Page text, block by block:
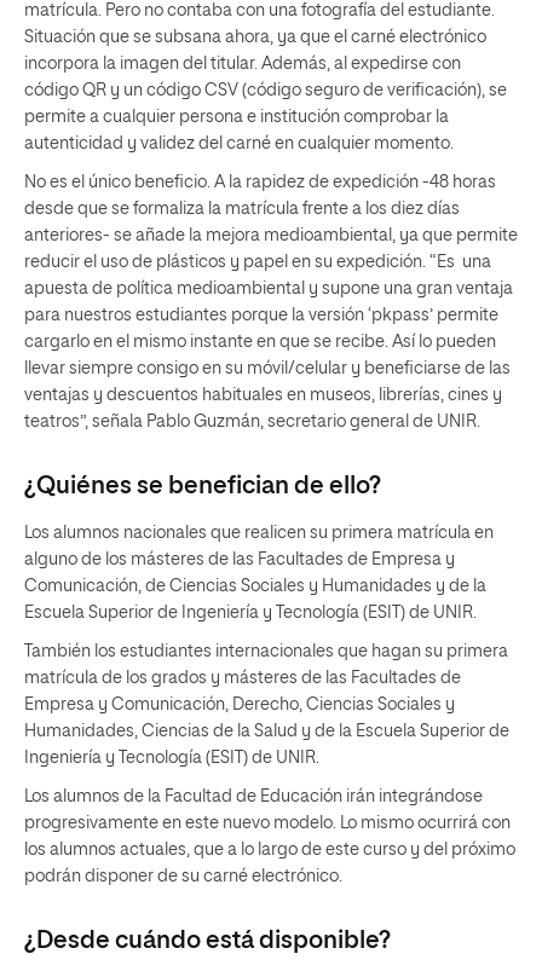
matrícula. Pero no contaba con una fotografía del estudiante.
Situación que se subsana ahora, ya que el carné electrónico
incorpora la imagen del titular. Además, al expedirse con
código QR y un código CSV (código seguro de verificación), se
permite a cualquier persona e institución comprobar la
autenticidad y validez del carné en cualquier momento.
No es el único beneficio. A la rapidez de expedición -48 horas
desde que se formaliza la matrícula frente a los diez días
anteriores- se añade la mejora medioambiental, ya que permite
reducir el uso de plásticos y papel en su expedición. “Es una
apuesta de política medioambiental y supone una gran ventaja
para nuestros estudiantes porque la versión ‘pkpass’ permite
cargarlo en el mismo instante en que se recibe. Así lo pueden
llevar siempre consigo en su móvil/celular y beneficiarse de las
ventajas y descuentos habituales en museos, librerías, cines y
teatros”, señala Pablo Guzmán, secretario general de UNIR.
¿Quiénes se benefician de ello?
Los alumnos nacionales que realicen su primera matrícula en
alguno de los másteres de las Facultades de Empresa y
Comunicación, de Ciencias Sociales y Humanidades y de la
Escuela Superior de Ingeniería y Tecnología (ESIT) de UNIR.
También los estudiantes internacionales que hagan su primera
matrícula de los grados y másteres de las Facultades de
Empresa y Comunicación, Derecho, Ciencias Sociales y
Humanidades, Ciencias de la Salud y de la Escuela Superior de
Ingeniería y Tecnología (ESIT) de UNIR.
Los alumnos de la Facultad de Educación irán integrándose
progresivamente en este nuevo modelo. Lo mismo ocurrirá con
los alumnos actuales, que a lo largo de este curso y del próximo
podrán disponer de su carné electrónico.
¿Desde cuándo está disponible?